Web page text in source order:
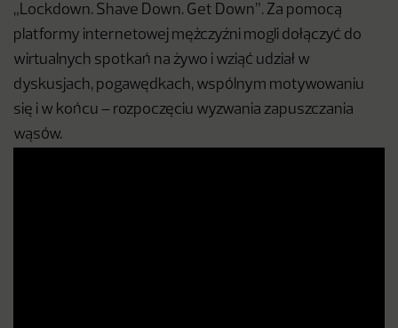
„Lockdown. Shave Down. Get Down”. Za pomocą
platformy internetowej mężczyźni mogli dołączyć do
wirtualnych spotkań na żywo i wziąć udział w
dyskusjach, pogawędkach, wspólnym motywowaniu
się i w końcu – rozpoczęciu wyzwania zapuszczania
wąsów.